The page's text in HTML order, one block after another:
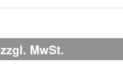
zzgl. MwSt.